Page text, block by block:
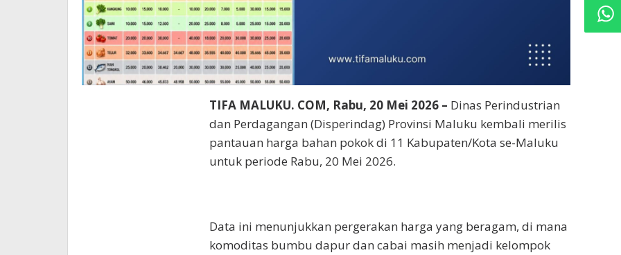
TIFA MALUKU. COM, Rabu, 20 Mei 2026 – Dinas Perindustrian
dan Perdagangan (Disperindag) Provinsi Maluku kembali merilis
pantauan harga bahan pokok di 11 Kabupaten/Kota se-Maluku
untuk periode Rabu, 20 Mei 2026.
Data ini menunjukkan pergerakan harga yang beragam, di mana
komoditas bumbu dapur dan cabai masih menjadi kelompok